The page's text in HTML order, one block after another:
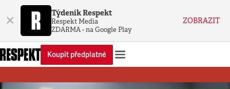
× Týdeník Respekt
Respekt Media
ZDARMA - na Google Play
ZOBRAZIT
Koupit předplatné